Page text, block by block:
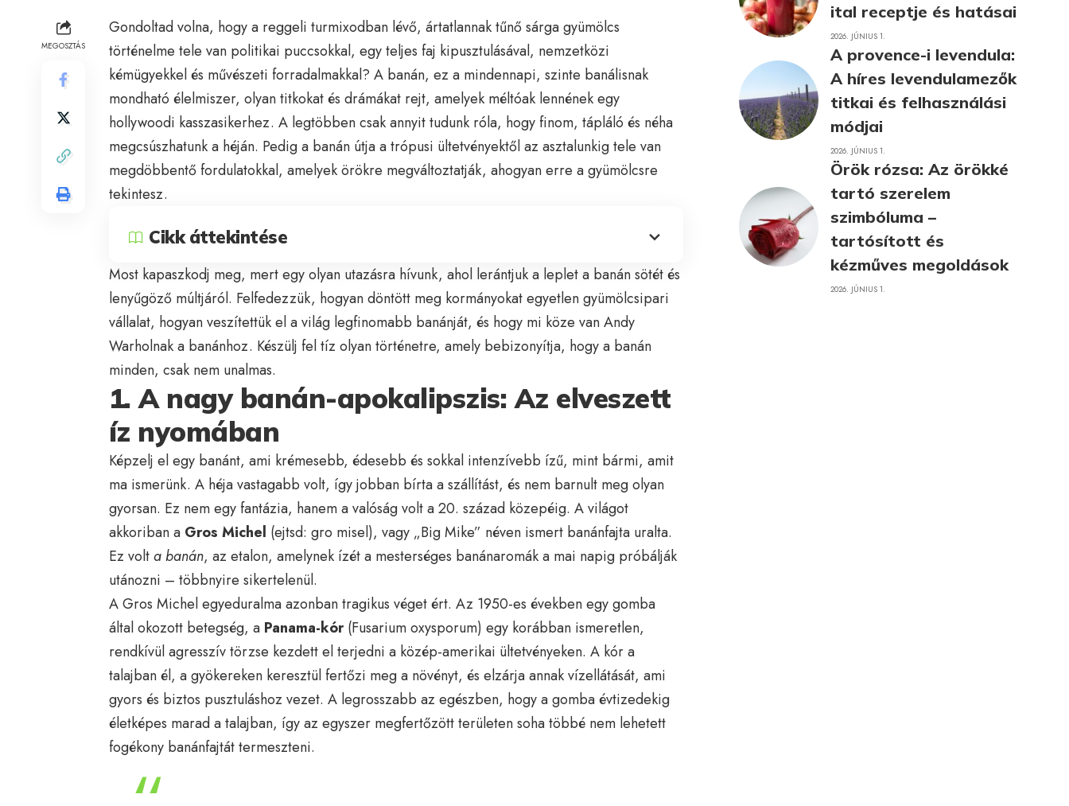
MEGOSZTÁS
Gondoltad volna, hogy a reggeli turmixodban lévő, ártatlannak tűnő sárga gyümölcs
történelme tele van politikai puccsokkal, egy teljes faj kipusztulásával, nemzetközi
kémügyekkel és művészeti forradalmakkal? A banán, ez a mindennapi, szinte banálisnak
mondható élelmiszer, olyan titkokat és drámákat rejt, amelyek méltóak lennének egy
hollywoodi kasszasikerhez. A legtöbben csak annyit tudunk róla, hogy finom, tápláló és néha
megcsúszhatunk a héján. Pedig a banán útja a trópusi ültetvényektől az asztalunkig tele van
megdöbbentő fordulatokkal, amelyek örökre megváltoztatják, ahogyan erre a gyümölcsre
tekintesz.
Cikk áttekintése
Most kapaszkodj meg, mert egy olyan utazásra hívunk, ahol lerántjuk a leplet a banán sötét és
lenyűgöző múltjáról. Felfedezzük, hogyan döntött meg kormányokat egyetlen gyümölcsipari
vállalat, hogyan veszítettük el a világ legfinomabb banánját, és hogy mi köze van Andy
Warholnak a banánhoz. Készülj fel tíz olyan történetre, amely bebizonyítja, hogy a banán
minden, csak nem unalmas.
1. A nagy banán-apokalipszis: Az elveszett
íz nyomában
Képzelj el egy banánt, ami krémesebb, édesebb és sokkal intenzívebb ízű, mint bármi, amit
ma ismerünk. A héja vastagabb volt, így jobban bírta a szállítást, és nem barnult meg olyan
gyorsan. Ez nem egy fantázia, hanem a valóság volt a 20. század közepéig. A világot
akkoriban a Gros Michel (ejtsd: gro misel), vagy „Big Mike” néven ismert banánfajta uralta.
Ez volta banán, az etalon, amelynek ízét a mesterséges banánaromák a mai napig próbálják
utánozni – többnyire sikertelenül.
A Gros Michel egyeduralma azonban tragikus véget ért. Az 1950-es években egy gomba
által okozott betegség, a Panama-kór(Fusarium oxysporum) egy korábban ismeretlen,
rendkívül agresszív törzse kezdett el terjedni a közép-amerikai ültetvényeken. A kór a
talajban él, a gyökereken keresztül fertőzi meg a növényt, és elzárja annak vízellátását, ami
gyors és biztos pusztuláshoz vezet. A legrosszabb az egészben, hogy a gomba évtizedekig
életképes marad a talajban, így az egyszer megfertőzött területen soha többé nem lehetett
fogékony banánfajtát termeszteni.
ital receptje és hatásai
2026. JÚNIUS 1.
A provence-i levendula:
A híres levendulamezők
titkai és felhasználási
módjai
2026. JÚNIUS 1.
Örök rózsa: Az örökké
tartó szerelem
szimbóluma –
tartósított és
kézműves megoldások
2026. JÚNIUS 1.